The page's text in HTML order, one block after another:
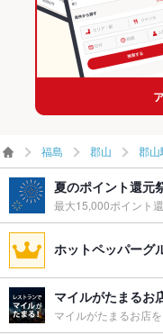
郡山駅前・駅周辺のグル
福島 郡山 郡山
夏のポイント還元
最大15,000ポイント
ホットペッパーグ
マイルがたまるお
マイルがたまるお店